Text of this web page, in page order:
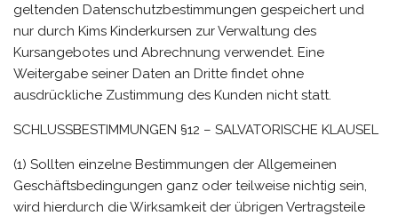
geltenden Datenschutzbestimmungen gespeichert und
nur durch Kims Kinderkursen zur Verwaltung des
Kursangebotes und Abrechnung verwendet. Eine
Weitergabe seiner Daten an Dritte findet ohne
ausdrückliche Zustimmung des Kunden nicht statt.
SCHLUSSBESTIMMUNGEN §12 – SALVATORISCHE KLAUSEL
(1) Sollten einzelne Bestimmungen der Allgemeinen
Geschäftsbedingungen ganz oder teilweise nichtig sein,
wird hierdurch die Wirksamkeit der übrigen Vertragsteile